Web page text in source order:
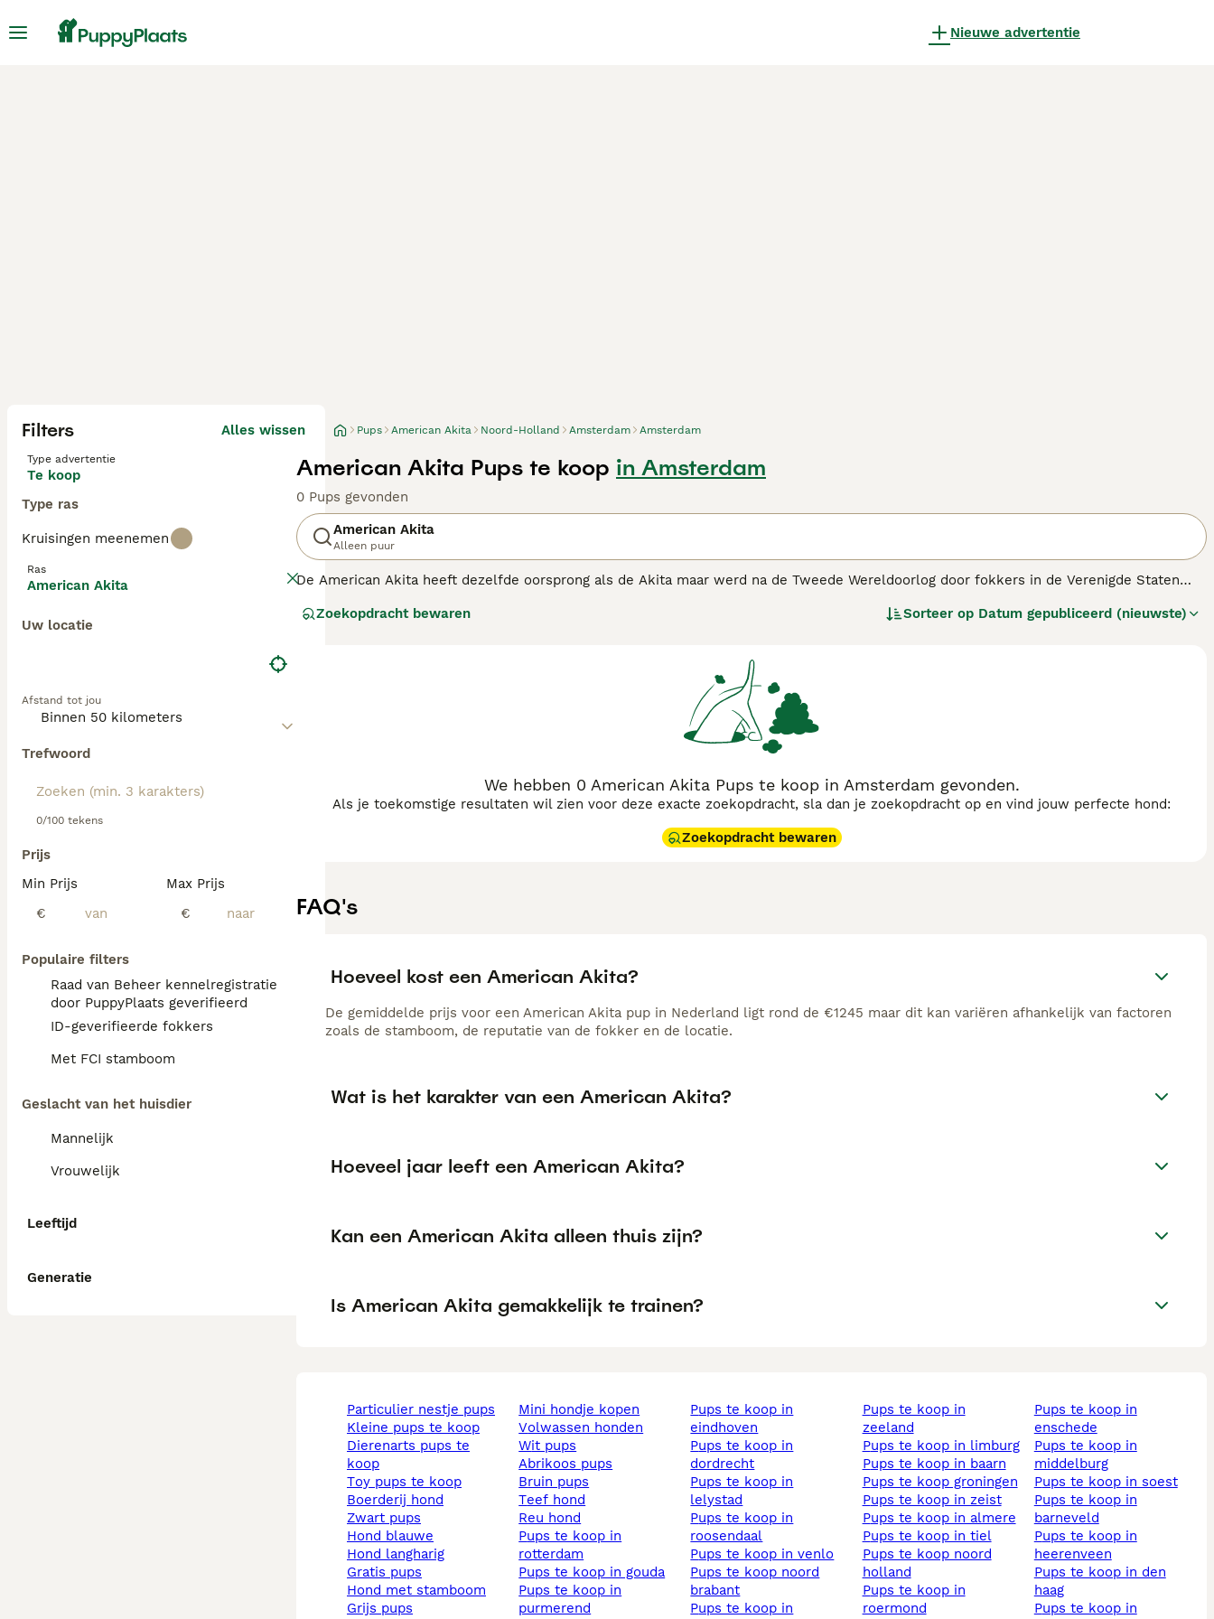
Nieuwe advertentie
Filters Alles wissen
Type advertentie
Te koop
Type ras
Kruisingen meenemen
Ras
American Akita
Uw locatie
Afstand tot jou
Trefwoord
0/100 tekens
Prijs
Min Prijs
€
Max Prijs
€
Populaire filters
Raad van Beheer kennelregistratie
door PuppyPlaats geverifieerd
ID-geverifieerde fokkers
Met FCI stamboom
Geslacht van het huisdier
Mannelijk
Vrouwelijk
Leeftijd
Generatie
Pups American Akita Noord-Holland Amsterdam Amsterdam
American Akita Pups te koop in Amsterdam
0 Pups gevonden
American Akita
Alleen puur
De American Akita heeft dezelfde oorsprong als de Akita maar werd na de Tweede Wereldoorlog door fokkers in de Verenigde Staten
hoogte van 71 cm.
Zoekopdracht bewaren Sorteer op Datum gepubliceerd (nieuwste)
We hebben 0 American Akita Pups te koop in Amsterdam gevonden.
Als je toekomstige resultaten wil zien voor deze exacte zoekopdracht, sla dan je zoekopdracht op en vind jouw perfecte hond:
Zoekopdracht bewaren
FAQ's
Hoeveel kost een American Akita?
De gemiddelde prijs voor een American Akita pup in Nederland ligt rond de €1245 maar dit kan variëren afhankelijk van factoren
zoals de stamboom, de reputatie van de fokker en de locatie.
Wat is het karakter van een American Akita?
Hoeveel jaar leeft een American Akita?
Kan een American Akita alleen thuis zijn?
Is American Akita gemakkelijk te trainen?
particulier nestje pups
kleine pups te koop
dierenarts pups te
koop
toy pups te koop
boerderij hond
zwart pups
hond blauwe
hond langharig
gratis pups
hond met stamboom
grijs pups
mini hondje kopen
volwassen honden
wit pups
abrikoos pups
bruin pups
teef hond
reu hond
pups te koop in
rotterdam
pups te koop in gouda
pups te koop in
purmerend
pups te koop in
eindhoven
pups te koop in
dordrecht
pups te koop in
lelystad
pups te koop in
roosendaal
pups te koop in venlo
pups te koop noord
brabant
pups te koop in
pups te koop in
zeeland
pups te koop in limburg
pups te koop in baarn
pups te koop groningen
pups te koop in zeist
pups te koop in almere
pups te koop in tiel
pups te koop noord
holland
pups te koop in
roermond
pups te koop in
enschede
pups te koop in
middelburg
pups te koop in soest
pups te koop in
barneveld
pups te koop in
heerenveen
pups te koop in den
haag
pups te koop in